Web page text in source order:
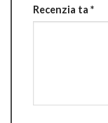
Recenzia ta *